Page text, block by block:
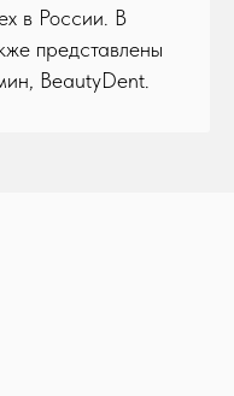
в России. В
представлены
BeautyDent.